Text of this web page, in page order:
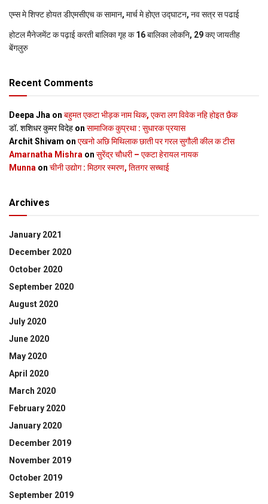
एम्स मे शिफ्ट होयत डीएमसीएच क सामान, मार्च मे होएत उद्घाटन, नव सत्र स पढाई
होटल मैनेजमेंट क पढ़ाई करती बालिका गृह क 16 बालिका लोकनि, 29 कए जायतीह
बेंगलुरु
Recent Comments
Deepa Jha on बहुमत एकटा भीड़क नाम थिक, एकरा लग विवेक नहि होइत छैक
डॉ. शशिधर कुमर विदेह on सामाजिक कुप्रथा : सुधारक प्रयास
Archit Shivam on एखनो अछि मिथिलाक छाती पर गरल सुगौली कील क टीस
Amarnatha Mishra on सुरेंद्र चौधरी – एकटा हेरायल नायक
Munna on चीनी उद्योग : मिठगर स्‍मरण, तितगर सच्‍चाई
Archives
January 2021
December 2020
October 2020
September 2020
August 2020
July 2020
June 2020
May 2020
April 2020
March 2020
February 2020
January 2020
December 2019
November 2019
October 2019
September 2019